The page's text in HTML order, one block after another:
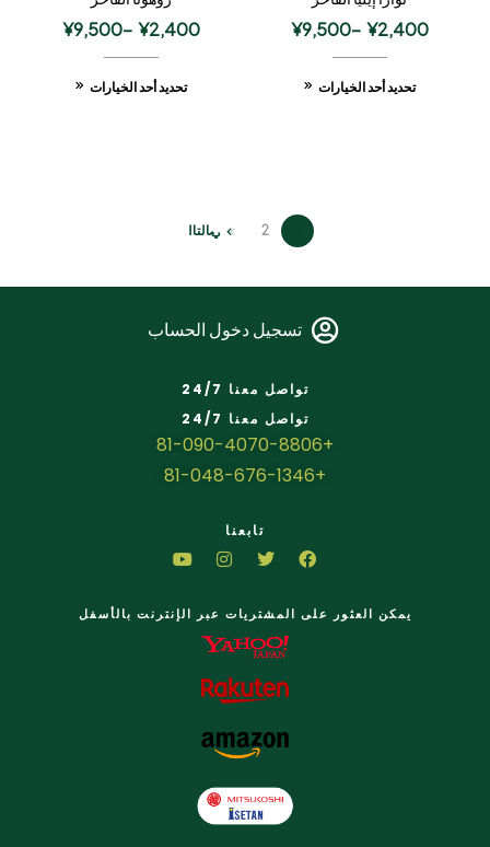
¥2,400
–
¥9,500
تحديد أحد الخيارات
¥2,400
–
¥9,500
تحديد أحد الخيارات
2 التالي
تسجيل دخول الحساب
تواصل معنا 24/7
تواصل معنا 24/7
+81-090-4070-8806
+81-048-676-1346
تابعنا
يمكن العثور على المشتريات عبر الإنترنت بالأسفل